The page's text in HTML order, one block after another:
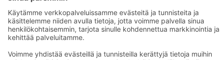
S-ostoslista -sovellus
Prisma.fi
Sokos.fi
S-Pankki
Sokos Hotels